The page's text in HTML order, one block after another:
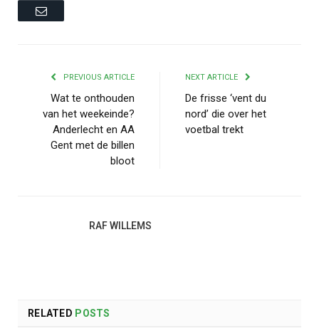
Email
PREVIOUS ARTICLE
Wat te onthouden
van het weekeinde?
Anderlecht en AA
Gent met de billen
bloot
NEXT ARTICLE
De frisse ‘vent du
nord’ die over het
voetbal trekt
RAF WILLEMS
RELATED POSTS